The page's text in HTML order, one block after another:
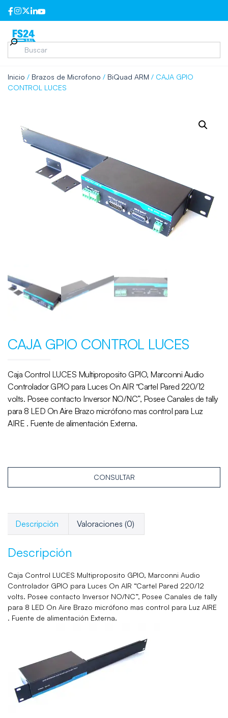
Inicio / Brazos de Microfono / BiQuad ARM / CAJA GPIO
CONTROL LUCES
CAJA GPIO CONTROL LUCES
Caja Control LUCES Multiproposito GPIO, Marconni Audio
Controlador GPIO para Luces On AIR “Cartel Pared 220/12
volts. Posee contacto Inversor NO/NC”, Posee Canales de tally
para 8 LED On Aire Brazo micrófono mas control para Luz
AIRE . Fuente de alimentación Externa.
CONSULTAR
Descripción Valoraciones (0)
Descripción
Caja Control LUCES Multiproposito GPIO, Marconni Audio
Controlador GPIO para Luces On AIR “Cartel Pared 220/12
volts. Posee contacto Inversor NO/NC”, Posee Canales de tally
para 8 LED On Aire Brazo micrófono mas control para Luz AIRE
. Fuente de alimentación Externa.